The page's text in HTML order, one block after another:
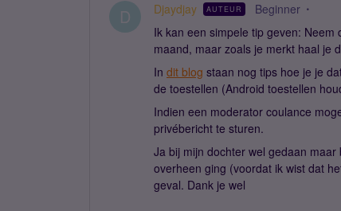
D Djaydjay AUTEUR Beginner
Ik kan een simpele tip geven: Neem
maand, maar zoals je merkt haal je
In dit blog staan nog tips hoe je je
de toestellen (Android toestellen
Indien een moderator coulance
privébericht te sturen.
Ja bij mijn dochter wel gedaan
overheen ging (voordat ik wist dat
geval. Dank je wel